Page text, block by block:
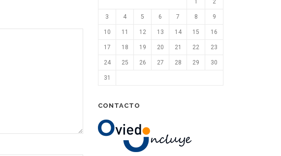
3 4 5 6 7 8 9
10 11 12 13 14 15 16
17 18 19 20 21 22 23
24 25 26 27 28 29 30
31
CONTACTO